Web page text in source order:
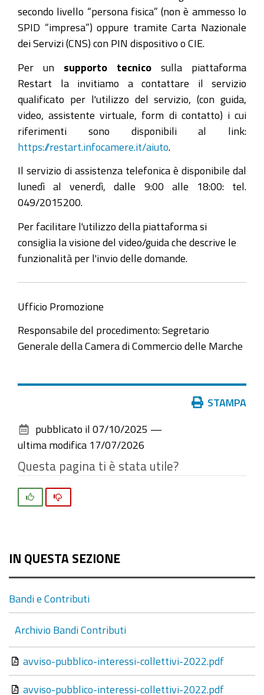
secondo livello “persona fisica” (non è ammesso lo
SPID “impresa”) oppure tramite Carta Nazionale
dei Servizi (CNS) con PIN dispositivo o CIE.
Per un supporto tecnico sulla piattaforma
Restart la invitiamo a contattare il servizio
qualificato per l'utilizzo del servizio, (con guida,
video, assistente virtuale, form di contatto) i cui
riferimenti sono disponibili al link:
https://restart.infocamere.it/aiuto
Il servizio di assistenza telefonica è disponibile dal
lunedì al venerdì, dalle 9:00 alle 18:00: tel.
049/2015200.
Per facilitare l'utilizzo della piattaforma si
consiglia la visione del video/guida che descrive le
funzionalità per l'invio delle domande.
Ufficio Promozione
Responsabile del procedimento: Segretario
Generale della Camera di Commercio delle Marche
documento
STAMPA
pubblicato il 07/10/2025 —
ultima modifica 17/07/2026
Questa pagina ti è stata utile?
IN QUESTA SEZIONE
Bandi e Contributi
Archivio Bandi Contributi
avviso-pubblico-interessi-collettivi-2022.pdf
avviso-pubblico-interessi-collettivi-2022.pdf